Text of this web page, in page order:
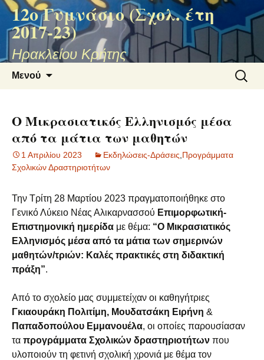
12ο Γυμνάσιο (Σχολ. έτη
2017-23)
Ηρακλείου Κρήτης
Μενού
για:
Ο Μικρασιατικός Ελληνισμός μέσα
από τα μάτια των μαθητών
1 Απριλίου 2023 Εκδηλώσεις-Δράσεις Προγράμματα
Σχολικών Δραστηριοτήτων
Την Τρίτη 28 Μαρτίου 2023 πραγματοποιήθηκε στο
Γενικό Λύκειο Νέας Αλικαρνασσού Επιμορφωτική-
Επιστημονική ημερίδα με θέμα: “Ο Μικρασιατικός
Ελληνισμός μέσα από τα μάτια των σημερινών
μαθητών/τριών: Καλές πρακτικές στη διδακτική
πράξη”.
Από το σχολείο μας συμμετείχαν οι καθηγήτριες
Γκιαουράκη Πολιτίμη, Μουδατσάκη Ειρήνη &
Παπαδοπούλου Εμμανουέλα, οι οποίες παρουσίασαν
τα προγράμματα Σχολικών δραστηριοτήτων που
υλοποιούν τη φετινή σχολική χρονιά με θέμα τον